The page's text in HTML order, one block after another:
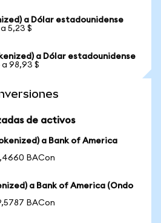
a Dólar estadounidense
5,23 $
a Dólar estadounidense
a 98,93 $
de activos
a Bank of America
BACon
a Bank of America (Ondo
BACon